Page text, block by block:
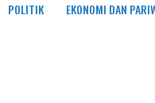
POLITIK EKONOMI DAN